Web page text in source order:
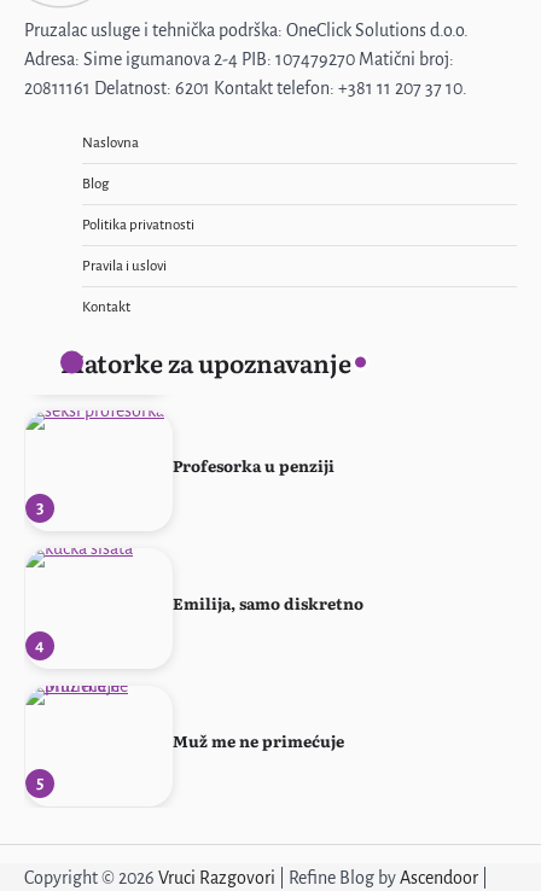
Pruzalac usluge i tehnička podrška: OneClick Solutions d.o.o.
Adresa: Sime igumanova 2-4 PIB: 107479270 Matični broj:
20811161 Delatnost: 6201 Kontakt telefon: +381 11 207 37 10.
Naslovna
Blog
Politika privatnosti
Pravila i uslovi
Kontakt
Matorke za upoznavanje
5
Muž me ne primećuje
3
Profesorka u penziji
4
Emilija, samo diskretno
5
Muž me ne primećuje
Žena sa stilom
Copyright © 2026 Vruci Razgovori | Refine Blog byAscendoor